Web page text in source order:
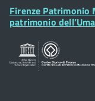
Posta
Footer
Widget
Firenze
patrimonio